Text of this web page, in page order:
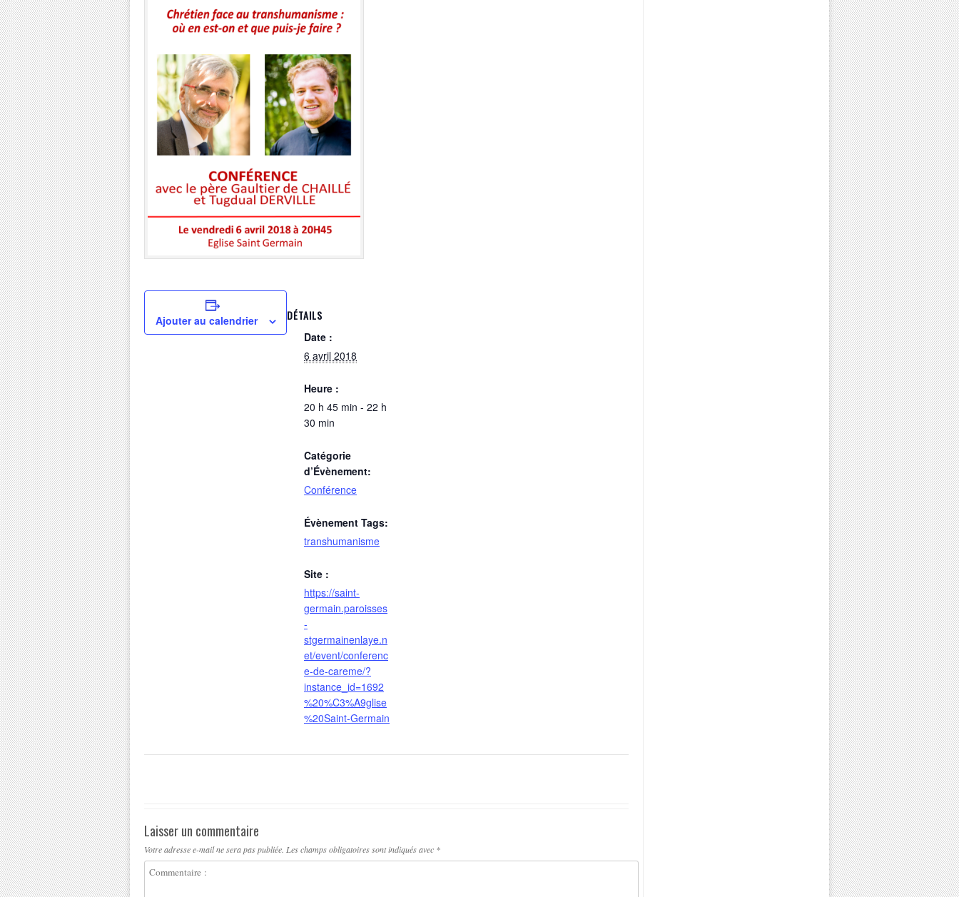
Ajouter au calendrier DÉTAILS
Date :
6 avril 2018
Heure :
20 h 45 min - 22 h
30 min
Catégorie
d’Évènement:
Conférence
Évènement Tags:
transhumanisme
Site :
https://saint-
germain.paroisses
-
stgermainenlaye.n
et/event/conferenc
e-de-careme/?
instance_id=1692
%20%C3%A9glise
%20Saint-Germain
Laisser un commentaire
Votre adresse e-mail ne sera pas publiée. Les champs obligatoires sont indiqués avec *